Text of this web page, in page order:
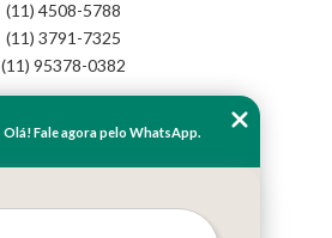
(11) 4508-5788
(11) 3791-7325
(11) 95378-0382
Empresa
Missão
Olá! Fale agora pelo WhatsApp.